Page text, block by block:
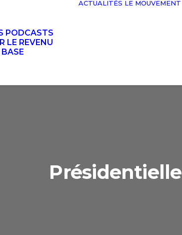
PODCASTS
LE REVENU
BASE
ACTUALITÉS LE MOUVEMENT
Présidentielle